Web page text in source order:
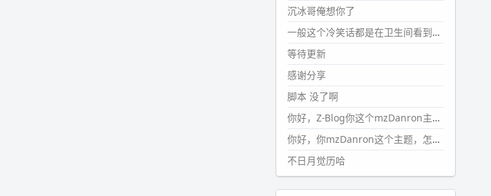
然搬过来的东西还得归置，新衣柜
虽说已经散俩月味儿了，但还是不
想放衣服进去。
wdssmq
2024-09-23 21:00:49
#PubWord
一次？？碎雨集_沉冰浮水_第1页
https://www.wdssmq.com/ta
g/%E7%A2%8E%E9%9B%A8%E
9%9B%86/
wdssmq
沉冰哥俺想你了
一般这个冷笑话都是在卫生间看到的多
等待更新
感谢分享
脚本 没了啊
你好，Z-Blog你这个mzDanron主题，怎么去除文章标题图像和文章摘要，仅显示标题，感谢回复！
你好，你mzDanron这个主题，怎么去除文章标题的图像和文章摘要！仅显示标题，感谢回复解决！
不日月觉历哈